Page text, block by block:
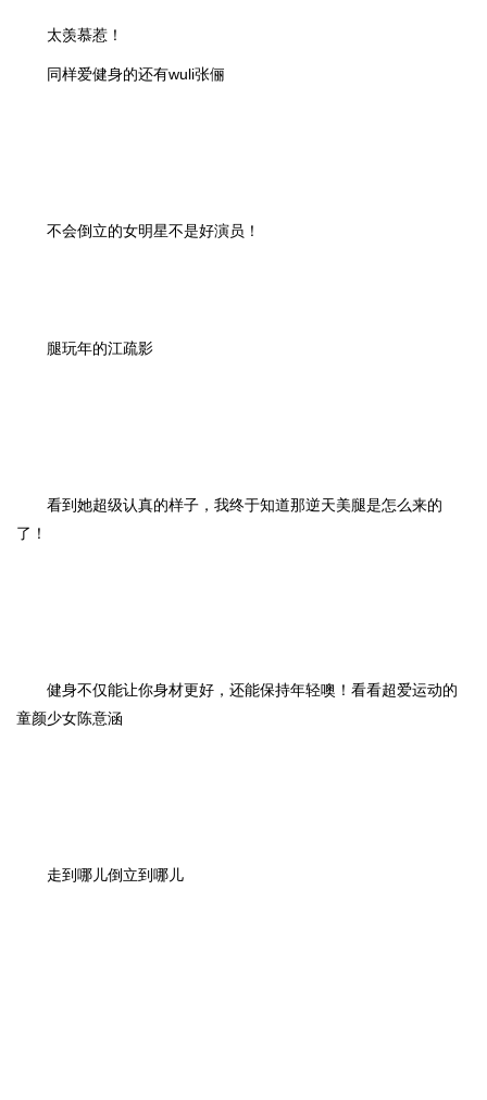
太羡慕惹！
同样爱健身的还有wuli张俪
不会倒立的女明星不是好演员！
腿玩年的江疏影
看到她超级认真的样子，我终于知道那逆天美腿是怎么来的
了！
健身不仅能让你身材更好，还能保持年轻噢！看看超爱运动的
童颜少女陈意涵
走到哪儿倒立到哪儿